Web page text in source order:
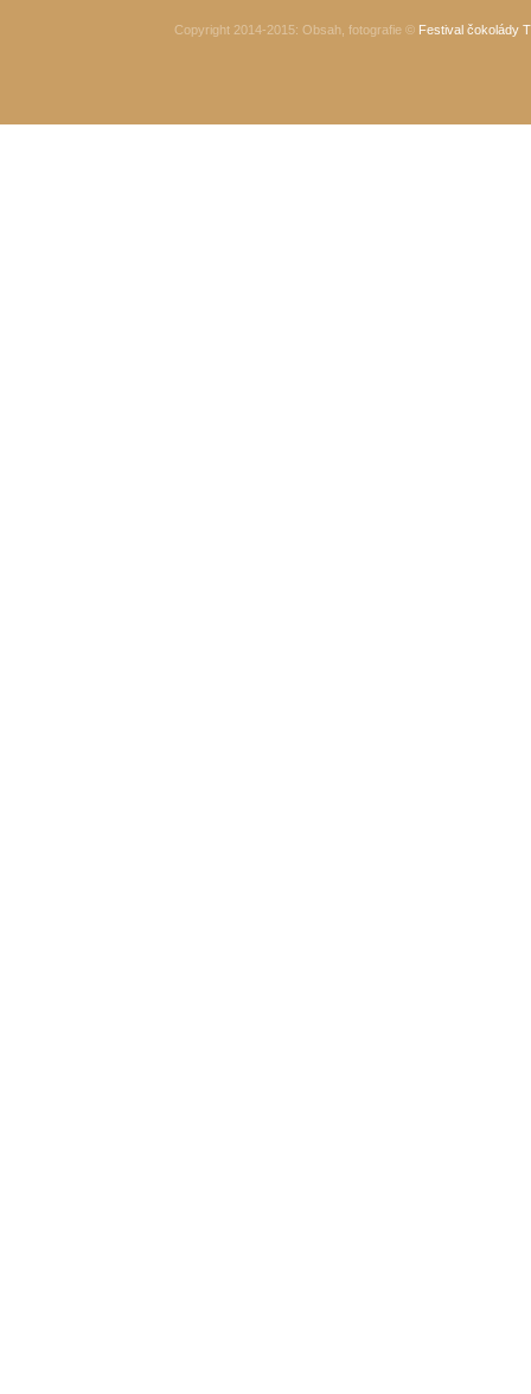
Copyright 2014-2015: Obsah, fotografie © Festival čokolády